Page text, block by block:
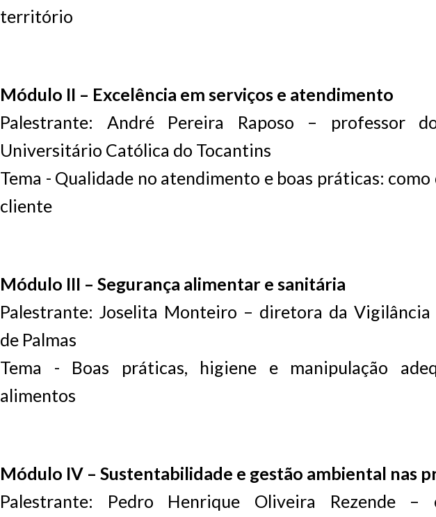
território
Módulo II – Excelência em serviços e atendimento
Palestrante: André Pereira Raposo – professor
Universitário Católica do Tocantins
Tema - Qualidade no atendimento e boas práticas:
cliente
Módulo III – Segurança alimentar e sanitária
Palestrante: Joselita Monteiro – diretora da Vigilância
de Palmas
Tema - Boas práticas, higiene e manipulação
alimentos
Módulo IV – Sustentabilidade e gestão ambiental nas
Palestrante: Pedro Henrique Oliveira Rezende –